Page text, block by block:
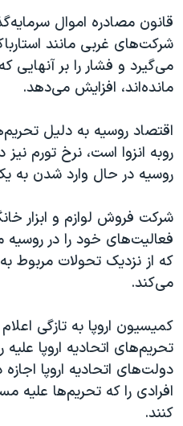
قانون مصادره اموال
شرکت‌های غربی مانند
می‌گیرد و فشار را بر آنهایی
مانده‌اند، افزایش می‌دهد.
اقتصاد روسیه به دلیل
روبه انزوا است، نرخ تورم
روسیه در حال وارد شدن به
شرکت فروش لوازم و ابزار
فعالیت‌های خود را در
که از نزدیک تحولات مربوط
می‌کند.
کمیسیون اروپا به تازگی
تحریم‌های اتحادیه اروپا
دولت‌های اتحادیه اروپا
افرادی را که تحریم‌ها علیه
کنند.